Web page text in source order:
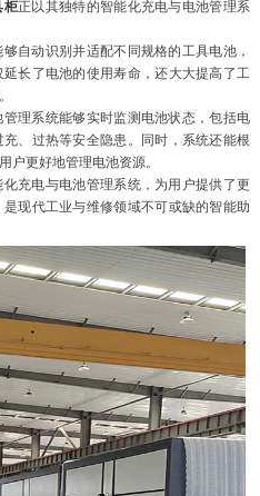
柜正以其独特的智能化充电与电池管理系
自动识别并适配不同规格的工具电池，
长了电池的使用寿命，还大大提高了工
理系统能够实时监测电池状态，包括电
、过热等安全隐患。同时，系统还能根
户更好地管理电池资源。
充电与电池管理系统，为用户提供了更
现代工业与维修领域不可或缺的智能助